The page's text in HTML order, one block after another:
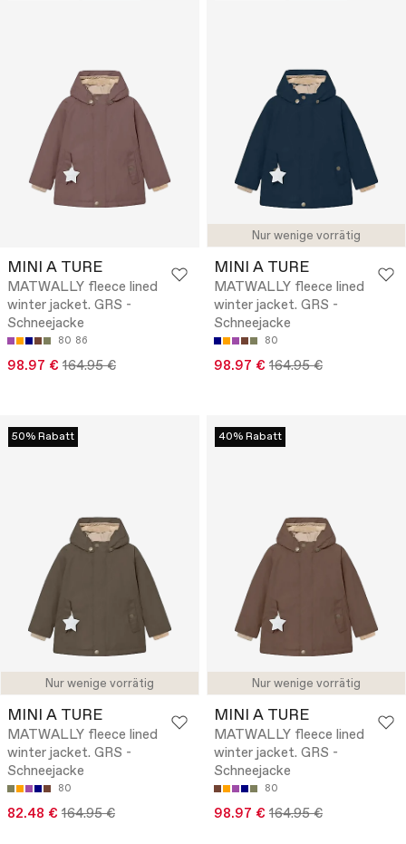
MINI A TURE
MATWALLY fleece lined
winter jacket. GRS -
Schneejacke
80 86
98.97 € 164.95 €
Nur wenige vorrätig
MINI A TURE
MATWALLY fleece lined
winter jacket. GRS -
Schneejacke
80
98.97 € 164.95 €
Nur wenige vorrätig
50% Rabatt
MINI A TURE
MATWALLY fleece lined
winter jacket. GRS -
Schneejacke
80
82.48 € 164.95 €
Nur wenige vorrätig
40% Rabatt
MINI A TURE
MATWALLY fleece lined
winter jacket. GRS -
Schneejacke
80
98.97 € 164.95 €